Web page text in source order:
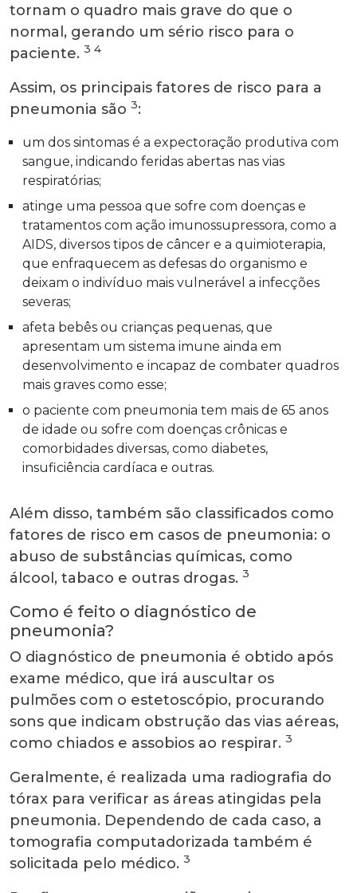
tornam o quadro mais grave do que o
normal, gerando um sério risco para o
paciente. 3 4
Assim, os principais fatores de risco para a
pneumonia são 3:
um dos sintomas é a expectoração produtiva com
sangue, indicando feridas abertas nas vias
respiratórias;
atinge uma pessoa que sofre com doenças e
tratamentos com ação imunossupressora, como a
AIDS, diversos tipos de câncer e a quimioterapia,
que enfraquecem as defesas do organismo e
deixam o indivíduo mais vulnerável a infecções
severas;
afeta bebês ou crianças pequenas, que
apresentam um sistema imune ainda em
desenvolvimento e incapaz de combater quadros
mais graves como esse;
o paciente com pneumonia tem mais de 65 anos
de idade ou sofre com doenças crônicas e
comorbidades diversas, como diabetes,
insuficiência cardíaca e outras.
Além disso, também são classificados como
fatores de risco em casos de pneumonia: o
abuso de substâncias químicas, como
álcool, tabaco e outras drogas. 3
Como é feito o diagnóstico de
pneumonia?
O diagnóstico de pneumonia é obtido após
exame médico, que irá auscultar os
pulmões com o estetoscópio, procurando
sons que indicam obstrução das vias aéreas,
como chiados e assobios ao respirar. 3
Geralmente, é realizada uma radiografia do
tórax para verificar as áreas atingidas pela
pneumonia. Dependendo de cada caso, a
tomografia computadorizada também é
solicitada pelo médico. 3